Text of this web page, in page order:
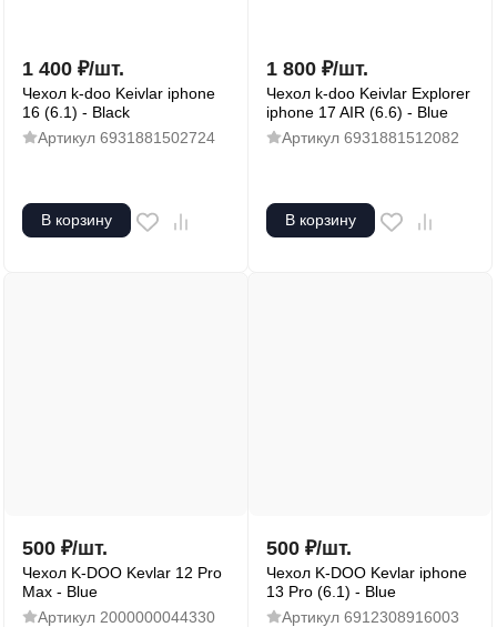
1 400 ₽/шт.
Чехол k-doo Keivlar iphone
16 (6.1) - Black
Артикул 6931881502724
В корзину
1 800 ₽/шт.
Чехол k-doo Keivlar Explorer
iphone 17 AIR (6.6) - Blue
Артикул 6931881512082
В корзину
500 ₽/шт.
Чехол K-DOO Kevlar 12 Pro
Max - Blue
Артикул 2000000044330
500 ₽/шт.
Чехол K-DOO Kevlar iphone
13 Pro (6.1) - Blue
Артикул 6912308916003